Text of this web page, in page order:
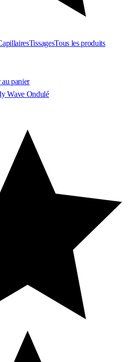
TissagesTous les produits
panier